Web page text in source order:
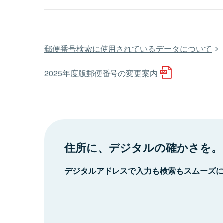
郵便番号検索に使用されているデータについて
2025年度版郵便番号の変更案内
住所に、デジタルの確かさを。
デジタルアドレスで入力も検索もスムーズ